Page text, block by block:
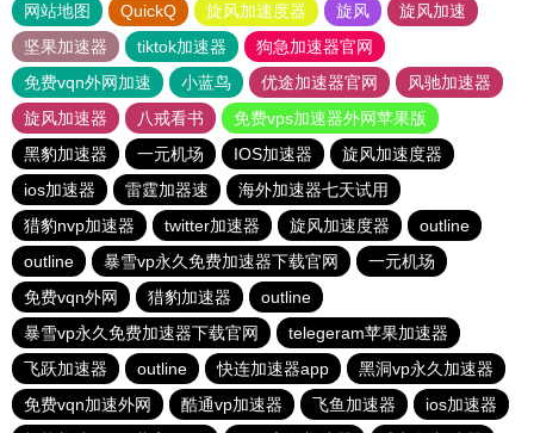
网站地图 QuickQ 旋风加速度器 旋风
旋风加速
坚果加速器
tiktok加速器
狗急加速器官网
免费vqn外网加速
小蓝鸟 优途加速器官网
风驰加速器
旋风加速器
八戒看书
免费vps加速器外网苹果版
黑豹加速器
一元机场 IOS加速器
旋风加速度器
ios加速器
雷霆加器速
海外加速器七天试用
猎豹nvp加速器
twitter加速器 旋风加速度器
outline
outline
暴雪vp永久免费加速器下载官网
一元机场
免费vqn外网
猎豹加速器
outline
暴雪vp永久免费加速器下载官网
telegeram苹果加速器
飞跃加速器
outline 快连加速器app
黑洞vp永久加速器
免费vqn加速外网
酷通vp加速器 飞鱼加速器
ios加速器